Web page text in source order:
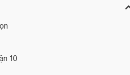
10